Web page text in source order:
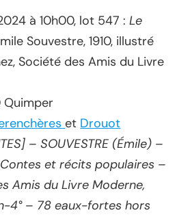
à 10h00, lot 547 :Le
Souvestre, 1910, illustré
Société des Amis du Livre
Quimper
et Drouot
– SOUVESTRE (Émile) –
et récits populaires –
Amis du Livre Moderne,
4° – 78 eaux-fortes hors